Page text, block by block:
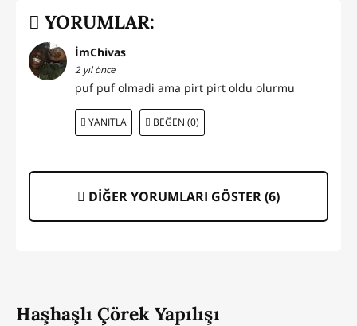
YORUMLAR:
İmChivas
2 yıl önce
puf puf olmadi ama pirt pirt oldu olurmu
YANITLA BEĞEN (0)
DİĞER YORUMLARI GÖSTER (6)
Haşhaşlı Çörek Yapılışı